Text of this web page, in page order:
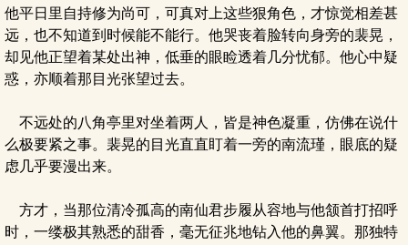
他平日里自持修为尚可，可真对上这些狠角色，才惊觉相差甚
远，也不知道到时候能不能行。他哭丧着脸转向身旁的裴晃，
却见他正望着某处出神，低垂的眼睑透着几分忧郁。他心中疑
惑，亦顺着那目光张望过去。
不远处的八角亭里对坐着两人，皆是神色凝重，仿佛在说什
么极要紧之事。裴晃的目光直直盯着一旁的南流瑾，眼底的疑
虑几乎要漫出来。
方才，当那位清冷孤高的南仙君步履从容地与他颔首打招呼
时，一缕极其熟悉的甜香，毫无征兆地钻入他的鼻翼。那独特